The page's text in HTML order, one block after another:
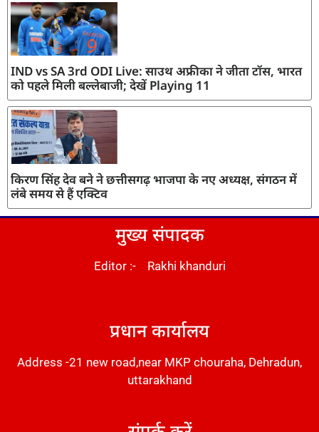
IND vs SA 3rd ODI Live: साउथ अफ्रीका ने जीता टॉस, भारत
को पहले मिली बल्लेबाजी; देखें Playing 11
किरण सिंह देव बने ने छत्तीसगढ़ भाजपा के नए अध्यक्ष, संगठन में
लंबे समय से हैं एक्टिव
मुख्य संपादक
Editor :- Rakhi khanduri
प्रधान कार्यालय
Address -21 new road,near MKP chouraha, Dehradun,
uttarakhand